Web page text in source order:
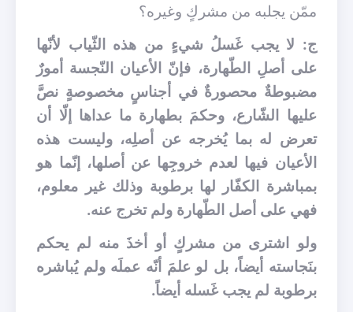
ممّن يجلبه من مشركٍ وغيره؟
ج: لا يجب غَسلُ شيءٍ من هذه الثّياب لأنّها
على أصلِ الطّهارة، فإنّ الأعيان النّجسة أمورٌ
مضبوطةٌ محصورةٌ في أجناسٍ مخصوصةٍ نصَّ
عليها الشّارع، وحكمَ بطهارة ما عداها إلّا أن
تعرض له بما يُخرجه عن أصلِه، وليست هذه
الأعيان فيها لعدم خروجِها عن أصلها، إنّما هو
بمباشرة الكفّار لها برطوبة وذلك غير معلوم،
فهي على أصل الطّهارة ولم تخرج عنه.
ولو اشترى من مشركٍ أو أخذَ منه لم يحكم
بنَجاسته أيضاً، بل لو علمَ أنّه عملَه ولم يُباشره
برطوبة لم يجب غَسله أيضاً.